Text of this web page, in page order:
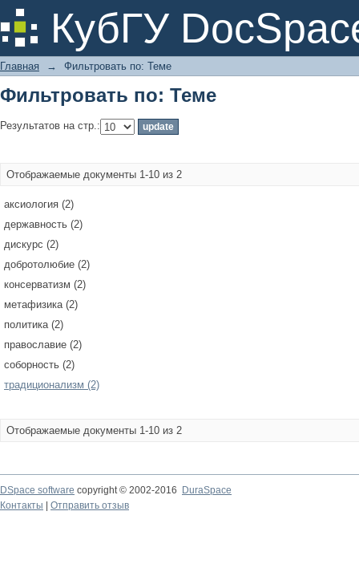
КубГУ
Фильтровать по: Теме
Главная → Фильтровать по: Теме
Фильтровать по: Теме
Результатов на стр.:
Отображаемые документы 1-10 из 2
аксиология (2)
державность (2)
дискурс (2)
добротолюбие (2)
консерватизм (2)
метафизика (2)
политика (2)
православие (2)
соборность (2)
традиционализм (2)
Отображаемые документы 1-10 из 2
DSpace software copyright © 2002-2016
DuraSpace
Контакты
Отправить отзыв